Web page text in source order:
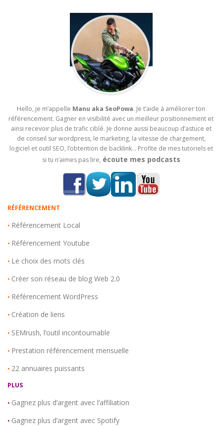
Hello, je m’appelle Manu aka SeoPowa. Je t’aide à améliorer ton
référencement. Gagner en visibilité avec un meilleur positionnement et
ainsi recevoir plus de trafic ciblé. Je donne aussi beaucoup d’astuce et
de conseil sur wordpress, le marketing, la vitesse de chargement,
logiciel et outil SEO, l’obtention de backlink… Profite de mes tutoriels et
si tu n’aimes pas lire, écoute mes podcasts
RÉFÉRENCEMENT
• Référencement Local
• Référencement Youtube
• Le choix des mots clés
• Créer son réseau de blog Web 2.0
• Référencement WordPress
• Création de liens
• SEMrush, l’outil incontournable
• Prestation référencement mensuelle
• 22 annuaires puissants
PLUS
• Gagnez plus d’argent avec l’affiliation
• Gagnez plus d’argent avec Spotify